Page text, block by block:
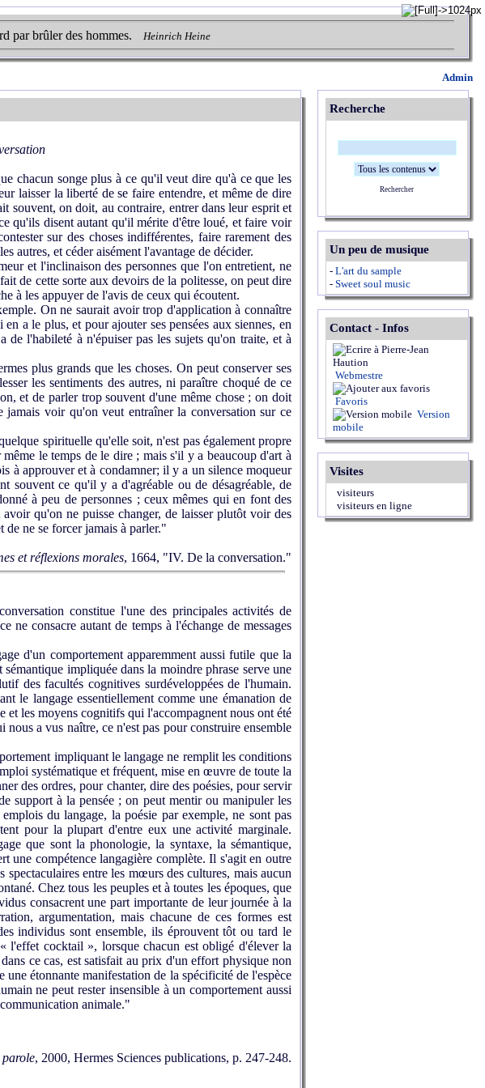
par brûler des hommes. Heinrich Heine
Admin
chacun songe plus à ce qu'il veut dire qu'à ce que les
laisser la liberté de se faire entendre, et même de dire
souvent, on doit, au contraire, entrer dans leur esprit et
qu'ils disent autant qu'il mérite d'être loué, et faire voir
sur des choses indifférentes, faire rarement des
autres, et céder aisément l'avantage de décider.
et l'inclinaison des personnes que l'on entretient, ne
de cette sorte aux devoirs de la politesse, on peut dire
à les appuyer de l'avis de ceux qui écoutent.
On ne saurait avoir trop d'application à connaître
a le plus, et pour ajouter ses pensées aux siennes, en
l'habileté à n'épuiser pas les sujets qu'on traite, et à
plus grands que les choses. On peut conserver ses
les sentiments des autres, ni paraître choqué de ce
et de parler trop souvent d'une même chose ; on doit
jamais voir qu'on veut entraîner la conversation sur ce
spirituelle qu'elle soit, n'est pas également propre
le temps de le dire ; mais s'il y a beaucoup d'art à
à approuver et à condamner; il y a un silence moqueur
souvent ce qu'il y a d'agréable ou de désagréable, de
à peu de personnes ; ceux mêmes qui en font des
qu'on ne puisse changer, de laisser plutôt voir des
de ne se forcer jamais à parler."
et réflexions morales, 1664, "IV. De la conversation."
constitue l'une des principales activités de
ne consacre autant de temps à l'échange de messages
d'un comportement apparemment aussi futile que la
impliquée dans la moindre phrase serve une
des facultés cognitives surdéveloppées de l'humain.
le langage essentiellement comme une émanation de
les moyens cognitifs qui l'accompagnent nous ont été
a vus naître, ce n'est pas pour construire ensemble
impliquant le langage ne remplit les conditions
systématique et fréquent, mise en œuvre de toute la
des ordres, pour chanter, dire des poésies, pour servir
support à la pensée ; on peut mentir ou manipuler les
du langage, la poésie par exemple, ne sont pas
pour la plupart d'entre eux une activité marginale.
que sont la phonologie, la syntaxe, la sémantique,
une compétence langagière complète. Il s'agit en outre
entre les mœurs des cultures, mais aucun
Chez tous les peuples et à toutes les époques, que
consacrent une part importante de leur journée à la
argumentation, mais chacune de ces formes est
individus sont ensemble, ils éprouvent tôt ou tard le
l'effet cocktail », lorsque chacun est obligé d'élever la
ce cas, est satisfait au prix d'un effort physique non
étonnante manifestation de la spécificité de l'espèce
ne peut rester insensible à un comportement aussi
animale."
, 2000, Hermes Sciences publications, p. 247-248.
Recherche
Rechercher
Un peu de musique
- L'art du sample
- Sweet soul music
Contact - Infos
Webmestre
Favoris
Version
mobile
Visites
visiteurs
visiteurs en ligne